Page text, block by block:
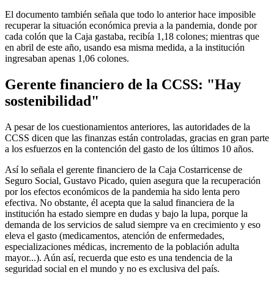
El documento también señala que todo lo anterior hace imposible
recuperar la situación económica previa a la pandemia, donde por
cada colón que la Caja gastaba, recibía 1,18 colones; mientras que
en abril de este año, usando esa misma medida, a la institución
ingresaban apenas 1,06 colones.
Gerente financiero de la CCSS: "Hay
sostenibilidad"
A pesar de los cuestionamientos anteriores, las autoridades de la
CCSS dicen que las finanzas están controladas, gracias en gran parte
a los esfuerzos en la contención del gasto de los últimos 10 años.
Así lo señala el gerente financiero de la Caja Costarricense de
Seguro Social, Gustavo Picado, quien asegura que la recuperación
por los efectos económicos de la pandemia ha sido lenta pero
efectiva. No obstante, él acepta que la salud financiera de la
institución ha estado siempre en dudas y bajo la lupa, porque la
demanda de los servicios de salud siempre va en crecimiento y eso
eleva el gasto (medicamentos, atención de enfermedades,
especializaciones médicas, incremento de la población adulta
mayor...). Aún así, recuerda que esto es una tendencia de la
seguridad social en el mundo y no es exclusiva del país.